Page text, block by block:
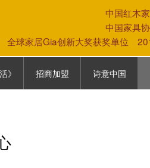
中国红木
中国家具
全球家居Gia创新大奖获奖单位
》 招商加盟 诗意中国